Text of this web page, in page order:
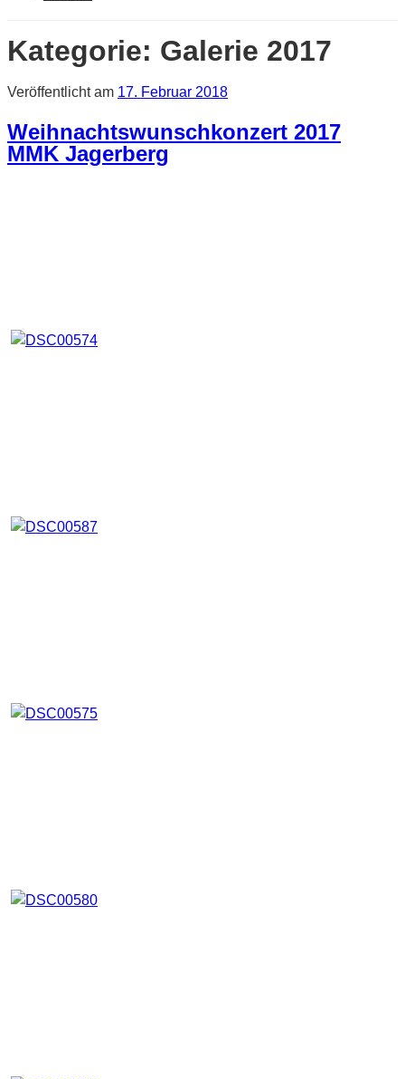
Kategorie: Galerie 2017
Veröffentlicht am 17. Februar 2018
Weihnachtswunschkonzert 2017
MMK Jagerberg